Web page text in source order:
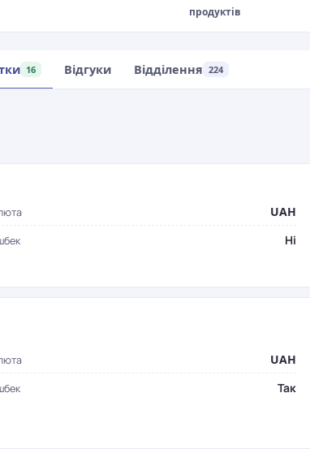
продуктів
16 Відгуки Відділення 224
UAH
Ні
UAH
Так